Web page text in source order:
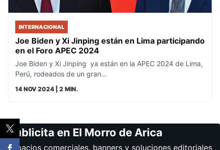
INTERNACIONAL
Joe Biden y Xi Jinping están en Lima participando
en el Foro APEC 2024
Joe Biden y Xi Jinping ya están en la APEC 2024 de Lima,
Perú, rodeados de un gran…
14 NOV 2024 | 2 MIN.
Publicita en El Morro de Arica
Espacios comerciales, banners y soluciones editoriales